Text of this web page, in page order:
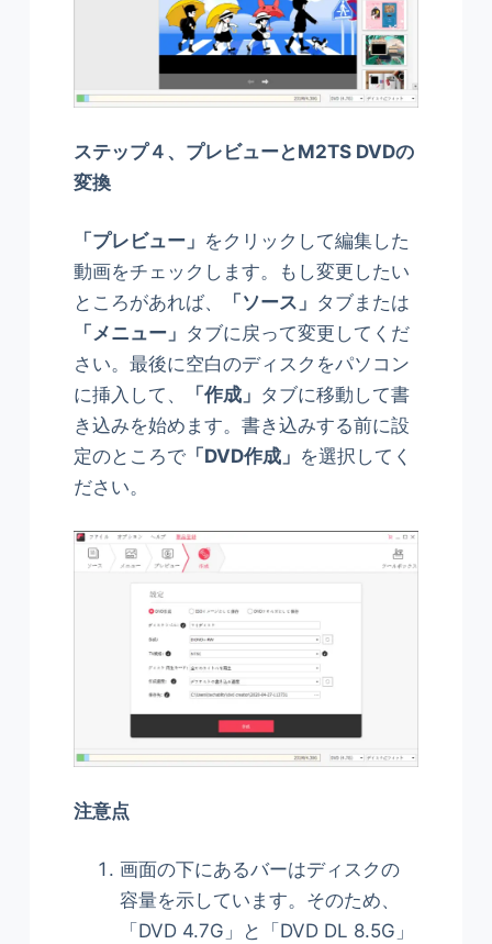
ステップ４、プレビューとM2TS DVDの
変換
「プレビュー」 をクリックして編集した
動画をチェックします。もし変更したい
ところがあれば、
「ソース」 タブまたは
「メニュー」 タブに戻って変更してくだ
さい。最後に空白のディスクをパソコン
に挿入して、
「作成」 タブに移動して書
き込みを始めます。書き込みする前に設
定のところで「DVD作成」 を選択してく
ださい。
注意点
画面の下にあるバーはディスクの
容量を示しています。そのため、
「DVD 4.7G」と「DVD DL 8.5G」